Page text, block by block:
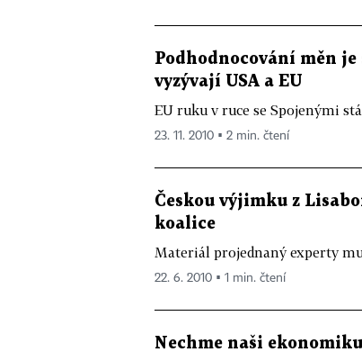
Podhodnocování měn
vyzývají USA a EU
EU ruku v ruce se Spojenými
23. 11. 2010 ▪ 2 min. čtení
Českou výjimku z
koalice
Materiál projednaný experty
22. 6. 2010 ▪ 1 min. čtení
Nechme naši